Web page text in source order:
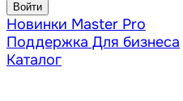
Войти
Новинки Master Pro
Поддержка Для бизнеса
Каталог